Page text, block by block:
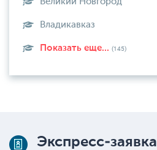
Владикавказ
Показать еще... (145)
Экспресс-заявка